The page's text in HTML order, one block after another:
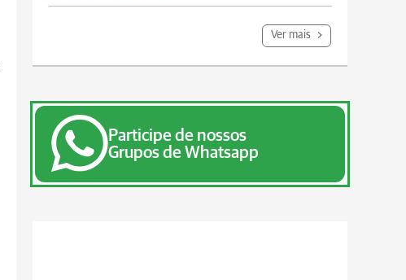
Ver mais
Participe de nossos
Grupos de Whatsapp